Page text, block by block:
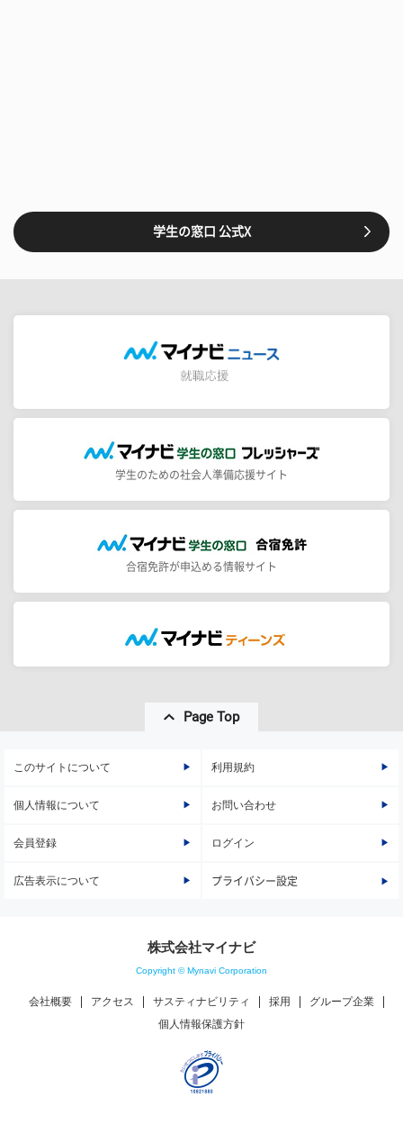
学生の窓口 公式X
学生のための社会人準備応援サイト
合宿免許が申込める情報サイト
Page Top
このサイトについて 利用規約
個人情報について お問い合わせ
会員登録 ログイン
広告表示について プライバシー設定
株式会社マイナビ
Copyright © Mynavi Corporation
会社概要 アクセス サスティナビリティ 採用
グループ企業
個人情報保護方針